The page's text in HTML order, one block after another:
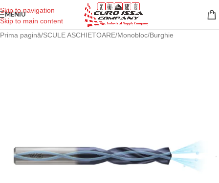
Skip to navigation
Skip to main content
MENIU
Prima pagină/SCULE ASCHIETOARE/Monobloc/Burghie